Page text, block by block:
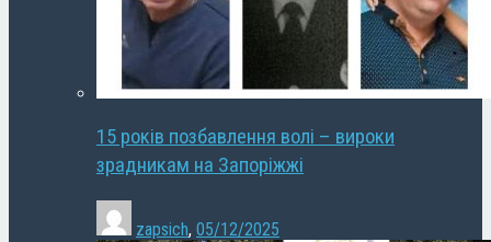
15 років позбавлення волі – вироки
зрадникам на Запоріжжі
zapsich, 05/12/2025